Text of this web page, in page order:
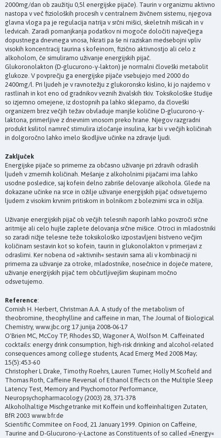
2000mg/dan ob zaužitju 0,5l energijske pijače). Taurin v organizmu aktivno
nastopa v več fizioloških procesih v centralnem živčnem sistemu, njegova
glavna vloga pa je regulacija natrija v srčni mišici, skeletnih mišicah in v
ledvicah. Zaradi pomanjkanja podatkov ni mogoče določiti največjega
dopustnega dnevnega vnosa, hkrati pa še ni raziskan medsebojni vpliv
visokih koncentracij taurina s kofeinom, fizično aktivnostjo ali celo z
alkoholom, če simuliramo uživanje energijskih pijač.
Glukoronolakton (D-glucurono-γ-lakton) je normalni človeški metabolit
glukoze. V povprečju ga energijske pijače vsebujejo med 2000 do
2400mg/l. Pri ljudeh je v ravnotežju z glukoronsko kislino, ki jo najdemo v
rastlinah in kot eno od gradnikov veznih živalskih tkiv. Toksikološke študije
so izjemno omejene, iz dostopnih pa lahko sklepamo, da človeški
organizem brez večjih težav obvladuje manjše količine D-glucurono-γ-
laktona, primerljive z dnevnim vnosom preko hrane. Njegov razgradni
produkt ksilitol namreč stimulira izločanje insulina, kar bi v večjih količinah
in dolgoročno lahko imelo škodljive učinke na zdravje ljudi.
Zaključek
Energijske pijače so primerne za občasno uživanje pri zdravih odraslih
ljudeh v zmernih količinah. Mešanje z alkoholnimi pijačami ima lahko
usodne posledice, saj kofein delno zabriše delovanje alkohola. Glede na
dokazane učinke na srce in ožilje uživanje energijskih pijač odsvetujemo
ljudem z visokim krvnim pritiskom in bolnikom z boleznimi srca in ožilja.
Uživanje energijskih pijač ob večjih telesnih naporih lahko povzroči srčne
aritmije ali celo hujše zaplete delovanja srčne mišice. Otroci in mladostniki
so zaradi nižje telesne teže toksikološko izpostavljeni bistveno večjim
količinam sestavin kot so kofein, taurin in glukonolakton v primerjavi z
odraslimi. Ker nobena od »aktivnih« sestavin sama ali v kombinaciji ni
primerna za uživanje za otroke, mladostnike, nosečnice in doječe matere,
uživanje energijskih pijač tem občutljivejšim skupinam močno
odsvetujemo.
Reference:
Cornish H. Herbert, Christman A.A. A study of the metabolism of
theobromine, theophylline and caffeine in man, The Journal of Biological
Chemistry, www.jbc.org 17.junija 2008-06-17
O'Brien MC, McCoy TP, Rhodes SD, Wagoner A, Wolfson M. Caffeinated
cocktails: energy drink consumption, high-risk drinking and alcohol-related
consequences among college students, Acad Emerg Med 2008 May;
15(5):453-60
Christopher L Drake, Timothy Roehrs, Lauren Turner, Holly M.Scofield and
Thomas Roth, Caffeine Reversal of Ethanol Effects on the Multiple Sleep
Latency Test, Memory and Psychomotor Performance,
Neuropsychopharmacology (2003) 28, 371-378
Alkoholhaltige Mischgetranke mit Koffein und koffeinhaltigen Zutaten,
BfR 2003 www.bfr.de
Scientific Commitee on Food, 21 January 1999. Opinion on Caffeine,
Taurine and D-Glucurono-γ-Lactone as Constituents of so called »Energy«